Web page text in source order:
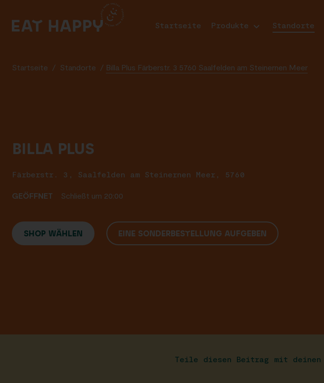
MAIN
Startseite Produkte Standorte
Startseite / Standorte / Billa Plus Färberstr. 3 5760 Saalfelden am Steinernen Meer
BILLA PLUS
Färberstr. 3, Saalfelden am Steinernen Meer, 5760
GEÖFFNET Schließt um 20:00
SHOP WÄHLEN EINE SONDERBESTELLUNG AUFGEBEN
Teile diesen Beitrag mit deinen